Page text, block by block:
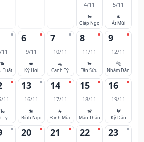
4/11
🐎
Giáp Ngọ
5/11
🐐
Ất Mùi
🐕
Tuất
6
9/11
🐖
Kỷ Hợi
7
10/11
🐀
Canh Tý
8
11/11
🐂
Tân Sửu
9
12/11
🐅
Nhâm Dần
11
🐍
Tỵ
13
16/11
🐎
Bính Ngọ
14
17/11
🐐
Đinh Mùi
15
18/11
🐒
Mậu Thân
16
19/11
🐓
Kỷ Dậu
20 21 22 23